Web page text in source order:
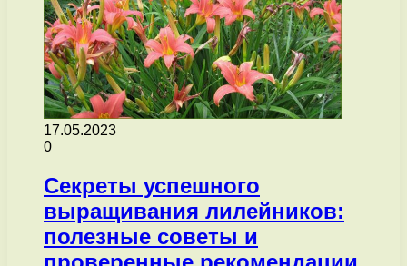
17.05.2023
0
Секреты успешного
выращивания лилейников:
полезные советы и